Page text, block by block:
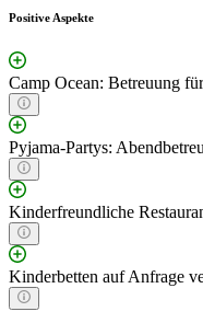
Positive Aspekte
Camp Ocean: Betreuung
Pyjama-Partys:
Kinderfreundliche
Kinderbetten auf Anfrage